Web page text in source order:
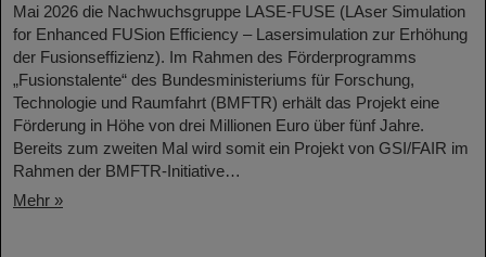
Mai 2026 die Nachwuchsgruppe LASE-FUSE (LAser Simulation
for Enhanced FUSion Efficiency – Lasersimulation zur Erhöhung
der Fusionseffizienz). Im Rahmen des Förderprogramms
„Fusionstalente“ des Bundesministeriums für Forschung,
Technologie und Raumfahrt (BMFTR) erhält das Projekt eine
Förderung in Höhe von drei Millionen Euro über fünf Jahre.
Bereits zum zweiten Mal wird somit ein Projekt von GSI/FAIR im
Rahmen der BMFTR-Initiative…
Mehr »